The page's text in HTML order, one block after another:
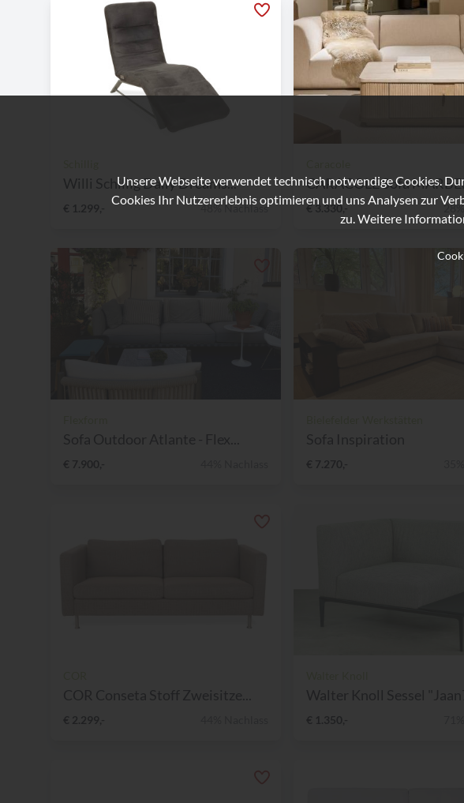
Willi Schillig Daily Dreams...
€ 1.299,- 48% Nachlass € 3.330,-
Unsere Webseite verwendet technisch notwendige Cookies.
Cookies Ihr Nutzererlebnis optimieren und uns Analysen zur
zu. Weitere